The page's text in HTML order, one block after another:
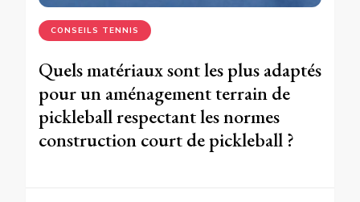
CONSEILS TENNIS
Quels matériaux sont les plus adaptés
pour un aménagement terrain de
pickleball respectant les normes
construction court de pickleball ?